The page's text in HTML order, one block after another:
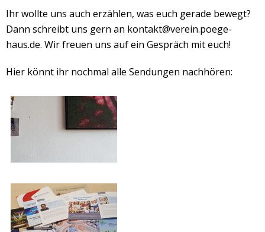
Ihr wollte uns auch erzählen, was euch gerade bewegt?
Dann schreibt uns gern an kontakt@verein.poege-
haus.de. Wir freuen uns auf ein Gespräch mit euch!
Hier könnt ihr nochmal alle Sendungen nachhören: